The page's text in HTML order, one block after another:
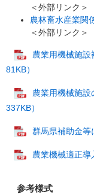
＜外部リンク＞
農林畜水産業関
＜外部リンク＞
農業用機械施設
81KB）
農業用機械施設
337KB）
群馬県補助金等
農業機械適正導
参考様式